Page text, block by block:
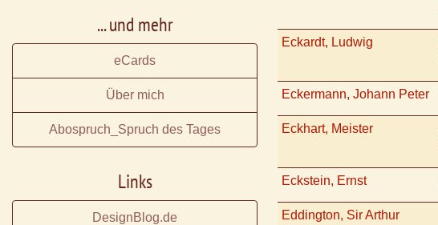
Eckardt, Ludwig
Eckermann, Johann Peter
Eckhart, Meister
Eckstein, Ernst
Eddington, Sir Arthur
... und mehr
eCards
Über mich
Abospruch_Spruch des Tages
Links
DesignBlog.de